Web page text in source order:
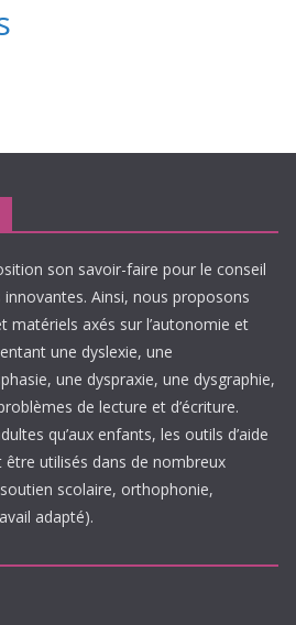
son savoir-faire pour le conseil
innovantes. Ainsi, nous proposons
matériels axés sur l’autonomie et
une dyslexie, une
une dyspraxie, une dysgraphie,
de lecture et d’écriture.
qu’aux enfants, les outils d’aide
utilisés dans de nombreux
scolaire, orthophonie,
adapté).